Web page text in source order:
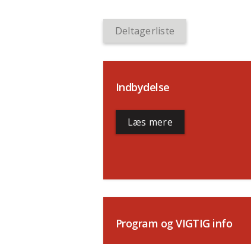
Deltagerliste
Indbydelse
Læs mere
Program og VIGTIG info